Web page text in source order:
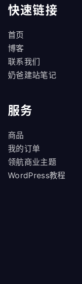
快速链接
首页
博客
联系我们
奶爸建站笔记
服务
商品
我的订单
领航商业主题
WordPress教程